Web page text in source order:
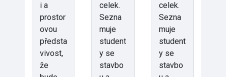
i a
prostor
ovou
předsta
vivost,
že
celek.
Sezna
muje
student
y se
stavbo
celek.
Sezna
muje
student
y se
stavbo